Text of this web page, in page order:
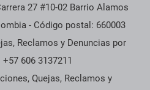
27 #10-02 Barrio Alamos
- Código postal: 660003
Reclamos y Denuncias por
606 3137211
Quejas, Reclamos y